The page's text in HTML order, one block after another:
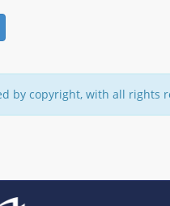
by copyright, with all rights